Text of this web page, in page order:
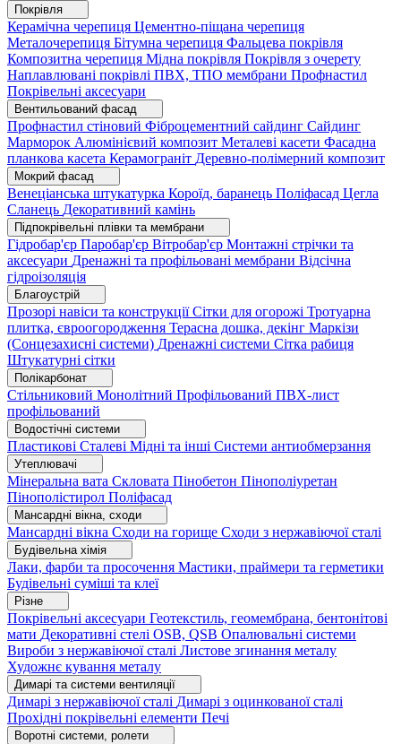
Покрівля
Керамічна черепиця Цементно-піщана черепиця
Металочерепиця Бітумна черепиця Фальцева покрівля
Композитна черепиця Мідна покрівля Покрівля з очерету
Наплавлювані покрівлі ПВХ, ТПО мембрани Профнастил
Покрівельні аксесуари
Вентильований фасад
Профнастил стіновий Фіброцементний сайдинг Сайдинг
Марморок Алюмінієвий композит Металеві касети Фасадна
планкова касета Керамограніт Деревно-полімерний композит
Мокрий фасад
Венеціанська штукатурка Короїд, баранець Поліфасад Цегла
Сланець Декоративний камінь
Підпокрівельні плівки та мембрани
Гідробар'єр Паробар'єр Вітробар'єр Монтажні стрічки та
аксесуари Дренажні та профільовані мембрани Відсічна
гідроізоляція
Благоустрій
Прозорі навіси та конструкціїСітки для огорожі Тротуарна
плитка, євроогородження Терасна дошка, декінг Маркізи
(Сонцезахисні системи) Дренажні системи Сітка рабиця
Штукатурні сітки
Полікарбонат
Стільниковий Монолітний Профільований ПВХ-лист
профільований
Водостічні системи
Пластикові Сталеві Мідні та інші Системи антиобмерзання
Утеплювачі
Мінеральна вата Скловата Пінобетон Пінополіуретан
Пінополістирол Поліфасад
Мансардні вікна, сходи
Мансардні вікна Сходи на горище Сходи з нержавіючої сталі
Будівельна хімія
Лаки, фарби та просочення Мастики, праймери та герметики
Будівельні суміші та клеї
Різне
Покрівельні аксесуари Геотекстиль, геомембрана, бентонітові
мати Декоративні стелі OSB, QSB Опалювальні системи
Вироби з нержавіючої сталі Листове згинання металу
Художнє кування металу
Димарі та системи вентиляції
Димарі з нержавіючої сталі Димарі з оцинкованої сталі
Прохідні покрівельні елементи Печі
Воротні системи, ролети